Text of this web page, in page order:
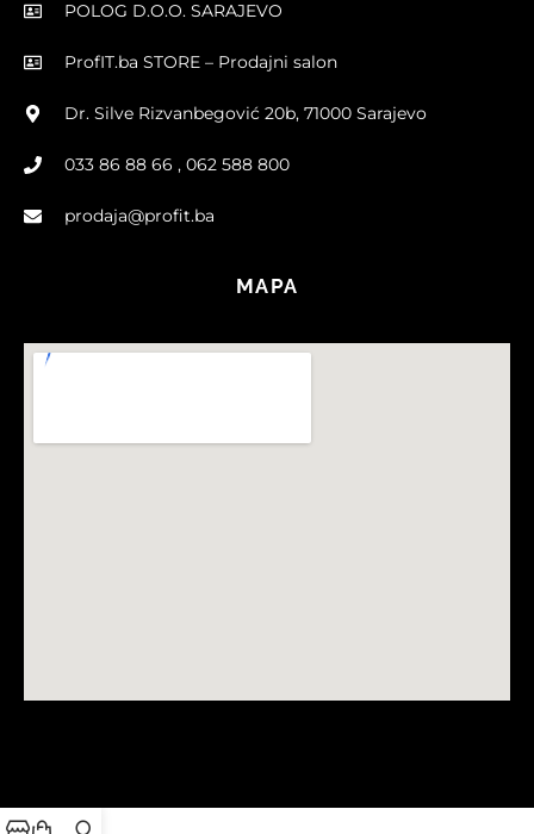
POLOG D.O.O. SARAJEVO
ProfIT.ba STORE – Prodajni salon
Dr. Silve Rizvanbegović 20b, 71000 Sarajevo
033 86 88 66 , 062 588 800
prodaja@profit.ba
MAPA